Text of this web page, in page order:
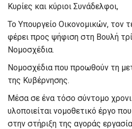
Κυρίες και κύριοι Συνάδελφοι,
Το Υπουργείο Οικονομικών, τον
φέρει προς ψήφιση στη Βουλή
Νομοσχέδια.
Νομοσχέδια που προωθούν τη
της Κυβέρνησης.
Μέσα σε ένα τόσο σύντομο
υλοποιείται νομοθετικό έργο
στην στήριξη της αγοράς